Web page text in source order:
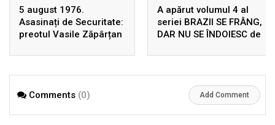
5 august 1976.
Asasinați de Securitate:
preotul Vasile Zăpârțan
uciși, în Germania, prin
A apărut volumul 4 al
seriei BRAZII SE FRÂNG,
DAR NU SE ÎNDOIESC de
după 22 de ani de la
din Munții Făgărașului în
arhivele Securității
Comments (0) Add Comment